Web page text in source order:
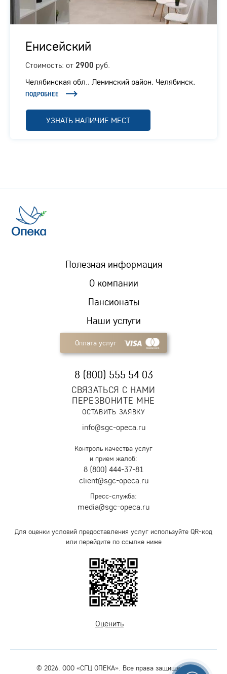
Енисейский
Стоимость: от 2900 руб.
Челябинская обл., ​Ленинский район, Челябинск,
Енисейская, 6
ПОДРОБНЕЕ
УЗНАТЬ НАЛИЧИЕ МЕСТ
Пансионаты
Наши услуги
Полезная информация
О компании
Оплата услуг
8 (800) 555 54 03
СВЯЗАТЬСЯ С НАМИ
ПЕРЕЗВОНИТЕ МНЕ
ОСТАВИТЬ ЗАЯВКУ
info@sgc-opeca.ru
Контроль качества услуг
и прием жалоб:
8 (800) 444-37-81
client@sgc-opeca.ru
Пресс-служба:
media@sgc-opeca.ru
Для оценки условий предоставления услуг используйте QR-код
или перейдите по ссылке ниже
Оценить
© 2026. ООО «СГЦ ОПЕКА». Все права защищены.